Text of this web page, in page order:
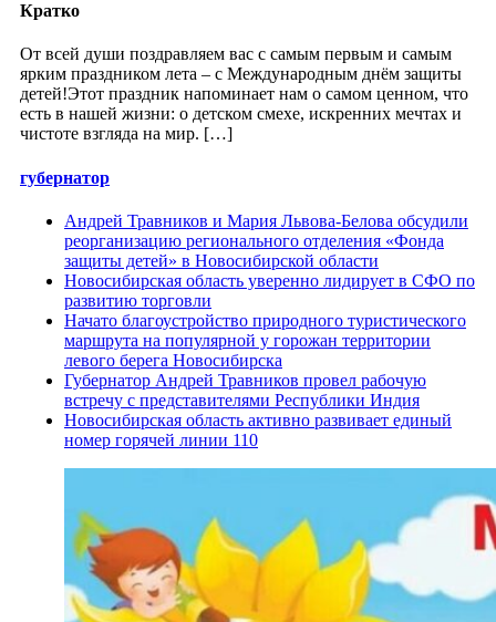
Кратко
От всей души поздравляем вас с самым первым и самым
ярким праздником лета – с Международным днём защиты
детей!Этот праздник напоминает нам о самом ценном, что
есть в нашей жизни: о детском смехе, искренних мечтах и
чистоте взгляда на мир. […]
губернатор
Андрей Травников и Мария Львова-Белова обсудили
реорганизацию регионального отделения «Фонда
защиты детей» в Новосибирской области
Новосибирская область уверенно лидирует в СФО по
развитию торговли
Начато благоустройство природного туристического
маршрута на популярной у горожан территории
левого берега Новосибирска
Губернатор Андрей Травников провел рабочую
встречу с представителями Республики Индия
Новосибирская область активно развивает единый
номер горячей линии 110